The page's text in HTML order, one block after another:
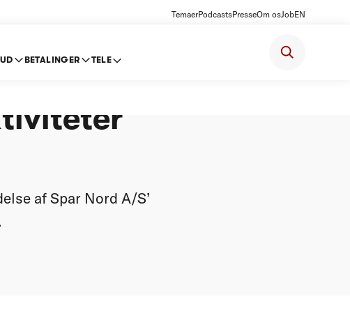
TemaerPodcastsPresseOm osJobEN
BETALINGER TELE
af Spar Nord A/S’